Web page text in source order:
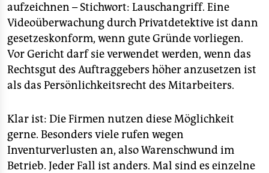
aufzeichnen – Stichwort: Lauschangriff. Eine
Videoüberwachung durch Privatdetektive ist dann
gesetzeskonform, wenn gute Gründe vorliegen.
Vor Gericht darf sie verwendet werden, wenn das
Rechtsgut des Auftraggebers höher anzusetzen ist
als das Persönlichkeitsrecht des Mitarbeiters.
Klar ist: Die Firmen nutzen diese Möglichkeit
gerne. Besonders viele rufen wegen
Inventurverlusten an, also Warenschwund im
Betrieb. Jeder Fall ist anders. Mal sind es einzelne